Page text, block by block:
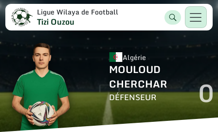
Ligue Wilaya de Football
Tizi Ouzou
Algérie
MOULOUD
CHERCHAR
DÉFENSEUR 0